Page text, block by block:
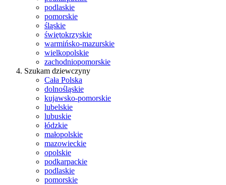
podlaskie
pomorskie
śląskie
świętokrzyskie
warmińsko-mazurskie
wielkopolskie
zachodniopomorskie
Szukam dziewczyny
Cała Polska
dolnośląskie
kujawsko-pomorskie
lubelskie
lubuskie
łódzkie
małopolskie
mazowieckie
opolskie
podkarpackie
podlaskie
pomorskie